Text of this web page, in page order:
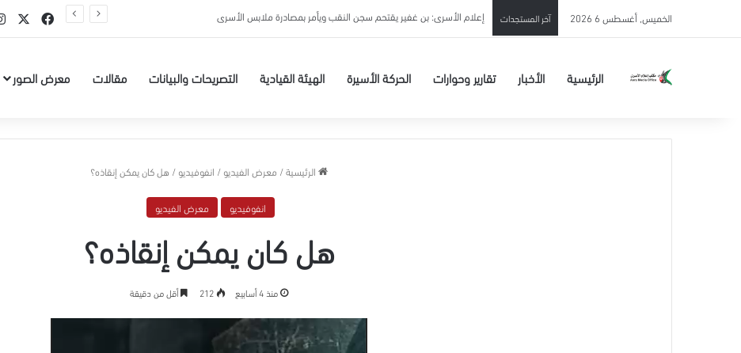
الخميس, أغسطس 6 2026 آخر المستجدات إعلام الأسرى: بن غفير يقتحم سجن النقب ويأمر بمصادرة ملابس الأسرى فيسبوك
الرئيسية الأخبار تقارير وحوارات الحركة الأسيرة الهيئة القيادية التصريحات والبيانات مقالات معرض الصور
الرئيسية/ معرض الفيديو / انفوفيديو / هل كان يمكن إنقاذه؟
انفوفيديو معرض الفيديو
هل كان يمكن إنقاذه؟
منذ 4 أسابيع 212 أقل من دقيقة
مشغل
الفيديو